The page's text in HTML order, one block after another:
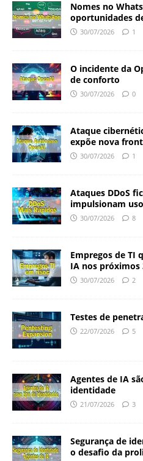
Nomes no
oportunidades
30/07/2026 1
O incidente da
de conforto
30/07/2026 0
Ataque
expõe nova
30/07/2026 1
Ataques DDoS
impulsionam
30/07/2026 8
Empregos de TI
IA nos próximos
30/07/2026 2
Testes de
22/07/2026 5
Agentes de IA
identidade
21/07/2026 3
Segurança de
o desafio da